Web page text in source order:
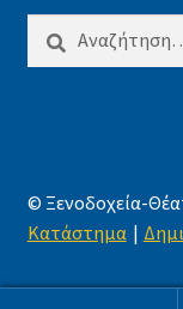
για:
© Ξενοδοχεία-
Κατάστημα